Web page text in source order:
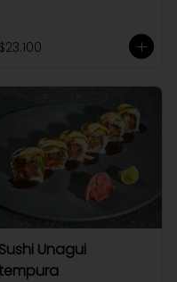
$23.100
Sushi Unagui
tempura